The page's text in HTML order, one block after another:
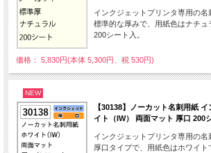
インクジェットプリンタ専用の名
標準的な厚みで、用紙色はナチュ
200シート入。
価格： 5,830円(本体 5,300円、税 530円)
NEW
【30138】ノーカット名刺用紙
イト（IW） 両面マット 厚口 200
インクジェットプリンタ専用の名
厚口タイプで、用紙色はホワイト